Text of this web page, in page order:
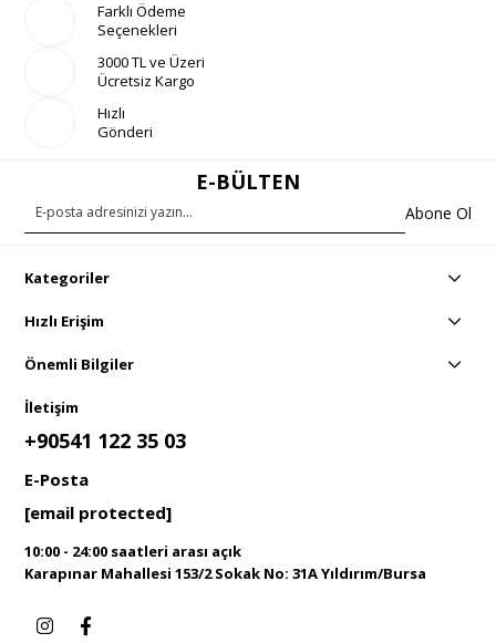
Farklı Ödeme
Seçenekleri
3000 TL ve Üzeri
Ücretsiz Kargo
Hızlı
Gönderi
E-BÜLTEN
Abone Ol
Kategoriler
Hızlı Erişim
Önemli Bilgiler
İletişim
+90541 122 35 03
E-Posta
[email protected]
10:00 - 24:00 saatleri arası açık
Karapınar Mahallesi 153/2 Sokak No: 31A Yıldırım/Bursa